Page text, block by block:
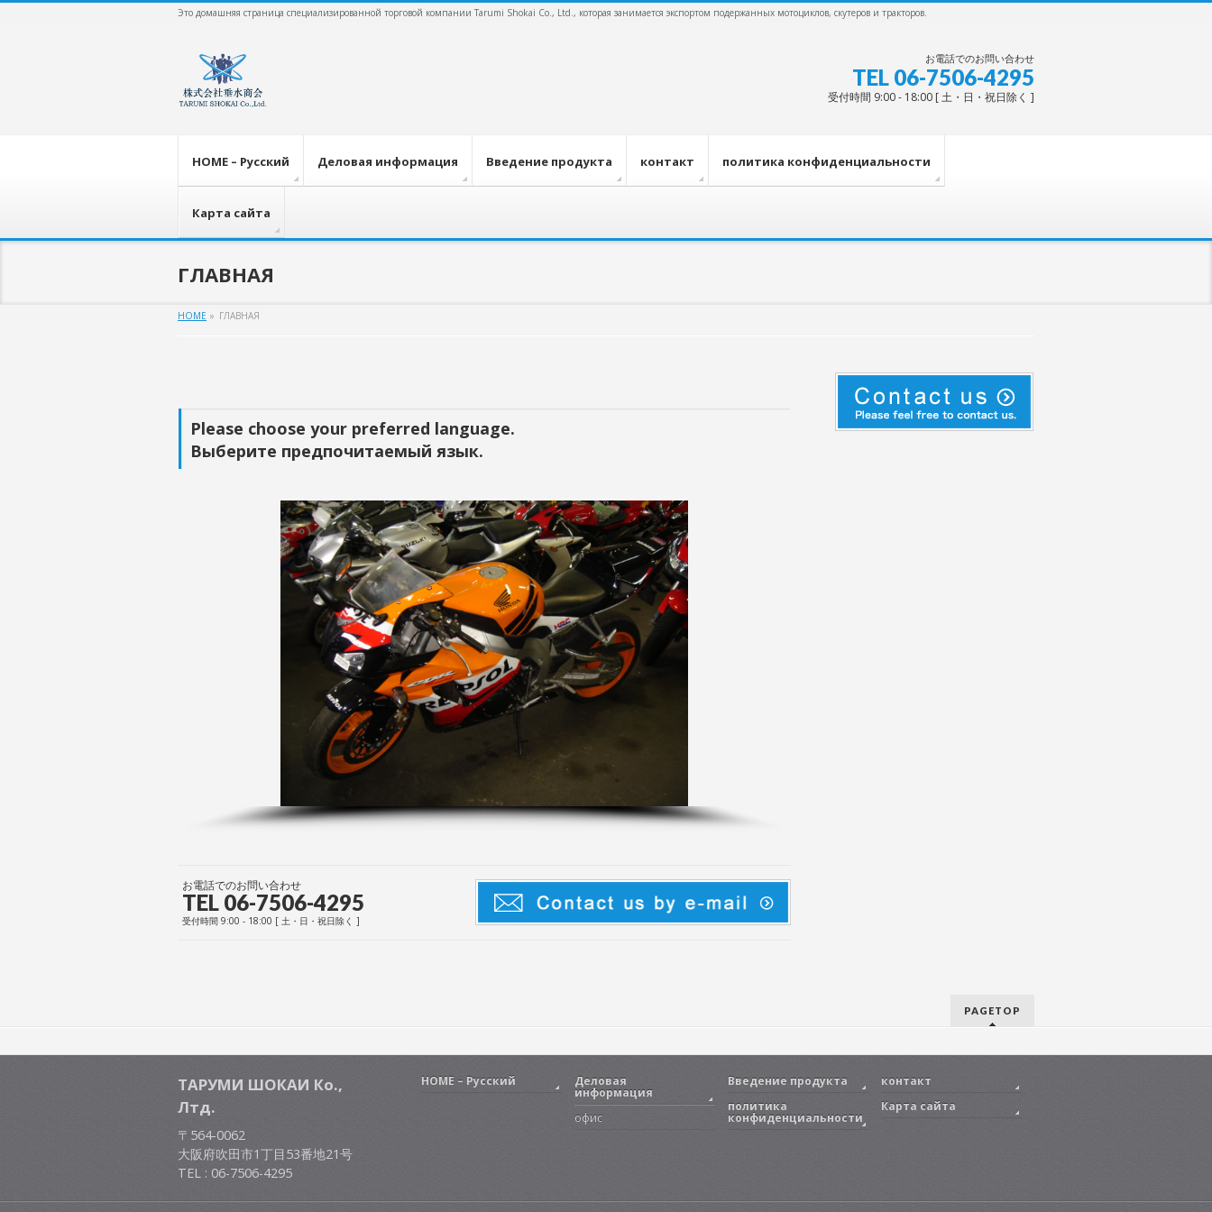
Это домашняя страница специализированной торговой компании Tarumi Shokai Co., Ltd., которая занимается экспортом подержанных мотоциклов, скутеров и тракторов.
お電話でのお問い合わせ
TEL 06-7506-4295
受付時間 9:00 - 18:00 [ 土・日・祝日除く ]
HOME – Русский Деловая информация Введение продукта контакт политика конфиденциальности
Карта сайта
ГЛАВНАЯ
HOME » ГЛАВНАЯ
Please choose your preferred language.
Выберите предпочитаемый язык.
お電話でのお問い合わせ
TEL 06-7506-4295
受付時間 9:00 - 18:00 [ 土・日・祝日除く ]
PAGETOP
ТАРУМИ ШОКАИ Ко.,
Лтд.
〒564-0062
大阪府吹田市1丁目53番地21号
TEL : 06-7506-4295
HOME – Русский Деловая
информация
офис
Введение продукта
контакт
политика
конфиденциальности
Карта сайта